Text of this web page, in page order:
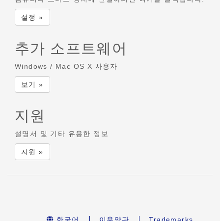
설정 »
추가 소프트웨어
Windows / Mac OS X 사용자
보기 »
지원
설명서 및 기타 유용한 정보
지원 »